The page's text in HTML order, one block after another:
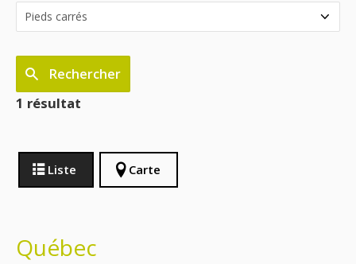
Rechercher
1 résultat
Liste Carte
Québec